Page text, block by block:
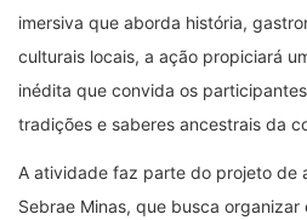
imersiva que aborda história,
culturais locais, a ação propiciará
inédita que convida os
tradições e saberes ancestrais da
A atividade faz parte do projeto de
Sebrae Minas, que busca